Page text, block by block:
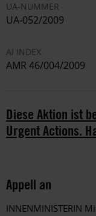
UA-NUMMER
UA-052/2009
AI INDEX
AMR 46/004/2009
Diese Aktion ist
Urgent Actions.
Appell an
INNENMINISTERIN